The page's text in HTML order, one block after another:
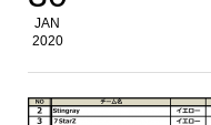
JAN
2020